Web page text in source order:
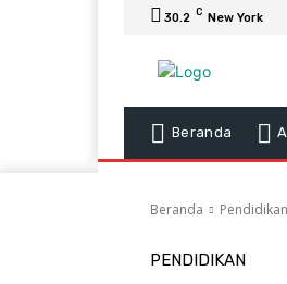
30.2 C New York
Beranda
Beranda Pendidikan
PENDIDIKAN